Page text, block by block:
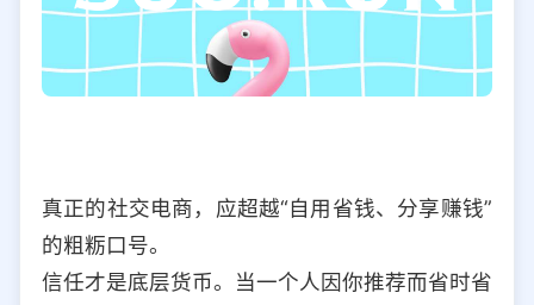
真正的社交电商，应超越“自用省钱、分享赚钱”
的粗粝口号。
信任才是底层货币。当一个人因你推荐而省时省